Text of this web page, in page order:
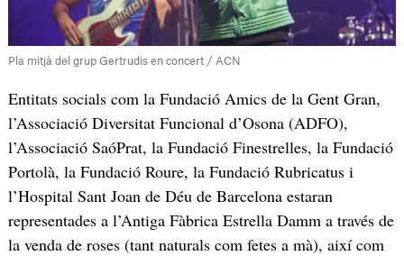
Pla mitjà del grup Gertrudis en concert / ACN
Entitats socials com la Fundació Amics de la Gent Gran,
l’Associació Diversitat Funcional d’Osona (ADFO),
l’Associació SaóPrat, la Fundació Finestrelles, la Fundació
Portolà, la Fundació Roure, la Fundació Rubricatus i
l’Hospital Sant Joan de Déu de Barcelona estaran
representades a l’Antiga Fàbrica Estrella Damm a través de
la venda de roses (tant naturals com fetes a mà), així com